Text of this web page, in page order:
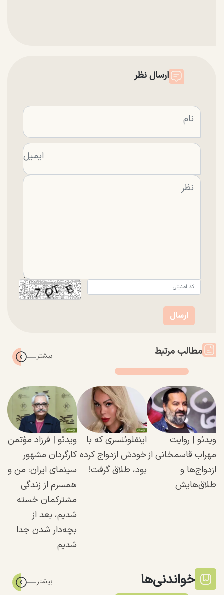
ارسال نظر
مطالب مرتبط
ویدئو | روایت
مهراب قاسمخانی از
ازدواج‌ها و
طلاق‌هایش
اینفلوئنسری که با
خودش ازدواج کرده
بود، طلاق گرفت!
ویدئو | فرزاد مؤتمن
کارگردان مشهور
سینمای ایران: من و
همسرم از زندگی
مشترکمان خسته
شدیم، بعد از
بچه‌دار شدن جدا
شدیم
خواندنی‌ها